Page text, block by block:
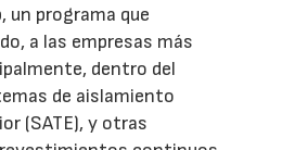
un programa que
a las empresas más
dentro del
de aislamiento
(SATE), y otras